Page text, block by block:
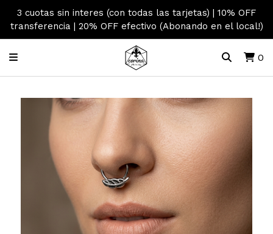
3 cuotas sin interes (con todas las tarjetas) | 10% OFF
transferencia | 20% OFF efectivo (Abonando en el local!)
0